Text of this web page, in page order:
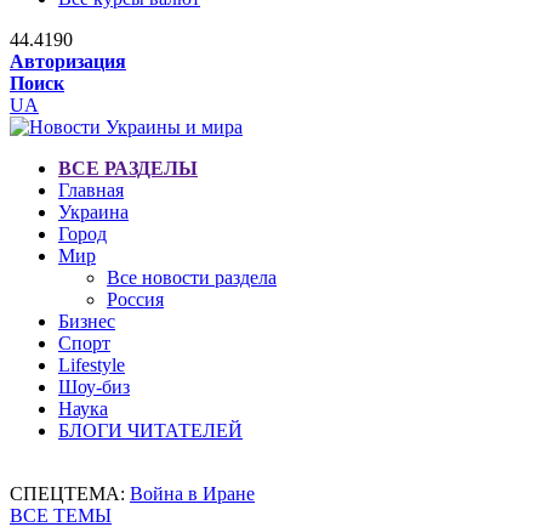
44.4190
Авторизация
Поиск
UA
ВСЕ РАЗДЕЛЫ
Главная
Украина
Город
Мир
Все новости раздела
Россия
Бизнес
Спорт
Lifestyle
Шоу-биз
Наука
БЛОГИ ЧИТАТЕЛЕЙ
СПЕЦТЕМА: Война в Иране
ВСЕ ТЕМЫ